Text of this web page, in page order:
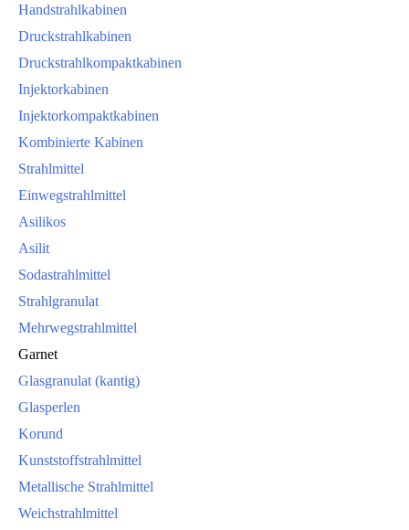
Handstrahlkabinen
Druckstrahlkabinen
Druckstrahlkompaktkabinen
Injektorkabinen
Injektorkompaktkabinen
Kombinierte Kabinen
Strahlmittel
Einwegstrahlmittel
Asilikos
Asilit
Sodastrahlmittel
Strahlgranulat
Mehrwegstrahlmittel
Garnet
Glasgranulat (kantig)
Glasperlen
Korund
Kunststoffstrahlmittel
Metallische Strahlmittel
Weichstrahlmittel